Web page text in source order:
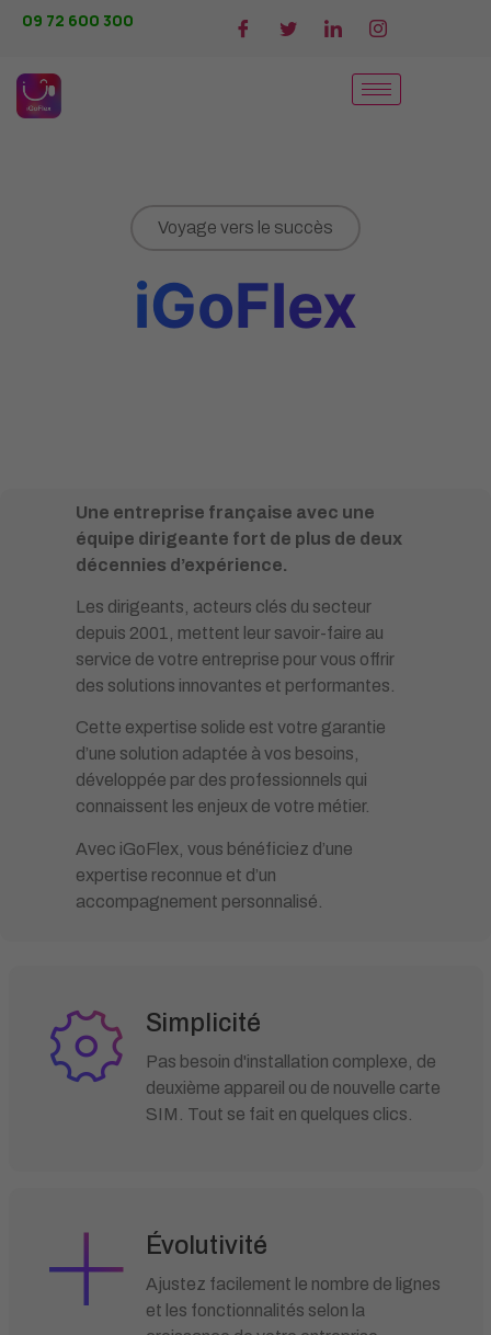
09 72 600 300
Voyage vers le succès
iGoFlex
Une entreprise française avec une
équipe dirigeante fort de plus de deux
décennies d’expérience.
Les dirigeants, acteurs clés du secteur
depuis 2001, mettent leur savoir-faire au
service de votre entreprise pour vous offrir
des solutions innovantes et performantes.
Cette expertise solide est votre garantie
d’une solution adaptée à vos besoins,
développée par des professionnels qui
connaissent les enjeux de votre métier.
Avec iGoFlex, vous bénéficiez d’une
expertise reconnue et d’un
accompagnement personnalisé.
Simplicité
Pas besoin d'installation complexe, de
deuxième appareil ou de nouvelle carte
SIM. Tout se fait en quelques clics.
Évolutivité
Ajustez facilement le nombre de lignes
et les fonctionnalités selon la